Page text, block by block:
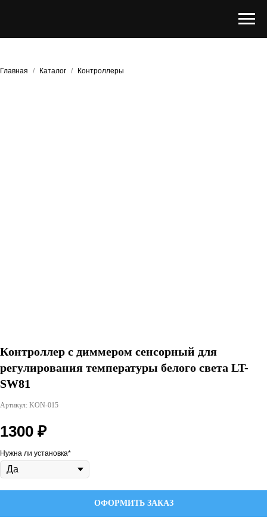
Главная / Каталог / Контроллеры
Контроллер с диммером сенсорный для
регулирования температуры белого света LT-
SW81
Артикул: KON-015
1300 ₽
Нужна ли установка*
ОФОРМИТЬ ЗАКАЗ